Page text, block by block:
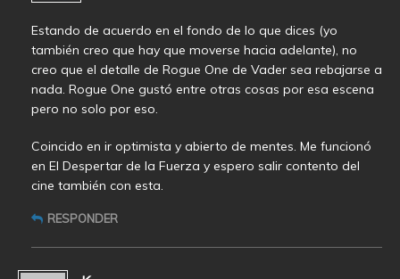
Estando de acuerdo en el fondo de lo que dices (yo
también creo que hay que moverse hacia adelante), no
creo que el detalle de Rogue One de Vader sea rebajarse a
nada. Rogue One gustó entre otras cosas por esa escena
pero no solo por eso.
Coincido en ir optimista y abierto de mentes. Me funcionó
en El Despertar de la Fuerza y espero salir contento del
cine también con esta.
RESPONDER